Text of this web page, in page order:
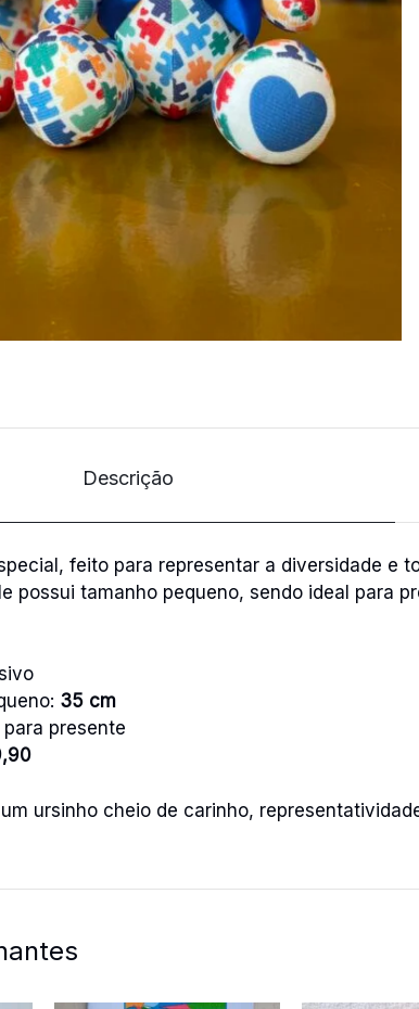
Descrição
feito para representar a diversidade e
possui tamanho pequeno, sendo ideal para
35 cm
presente
ursinho cheio de carinho,